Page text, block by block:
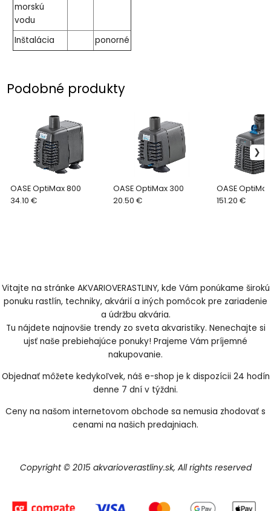
morskú
vodu
Inštalácia ponorné
Podobné produkty
OASE OptiMax 800
34.10 €
OASE OptiMax 300
20.50 €
OASE
151.20 €
Vitajte na stránke AKVARIOVERASTLINY, kde Vám ponúkame širokú
ponuku rastlín, techniky, akvárií a iných pomôcok pre zariadenie
a údržbu akvária.
Tu nájdete najnovšie trendy zo sveta akvaristiky. Nenechajte si
ujsť naše prebiehajúce ponuky! Prajeme Vám príjemné
nakupovanie.
Objednať môžete kedykoľvek, náš e-shop je k dispozícii 24 hodín
denne 7 dní v týždni.
Ceny na našom internetovom obchode sa nemusia zhodovať s
cenami na našich predajniach.
Copyright © 2015 akvarioverastliny.sk, All rights reserved